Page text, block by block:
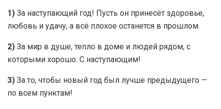
1) За наступающий год! Пусть он принесёт здоровье,
любовь и удачу, а всё плохое останется в прошлом.
2) За мир в душе, тепло в доме и людей рядом, с
которыми хорошо. С наступающим!
3) За то, чтобы новый год был лучше предыдущего —
по всем пунктам!